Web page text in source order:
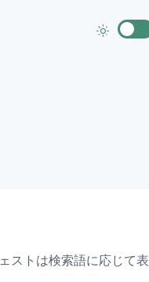
ストは検索語に応じて